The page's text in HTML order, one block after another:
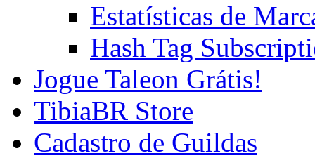
Estatísticas de
Hash Tag
Jogue Taleon Grátis!
TibiaBR Store
Cadastro de Guildas